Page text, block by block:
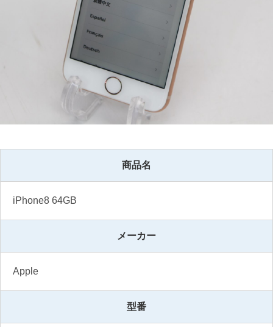
商品名
iPhone8 64GB
メーカー
Apple
型番